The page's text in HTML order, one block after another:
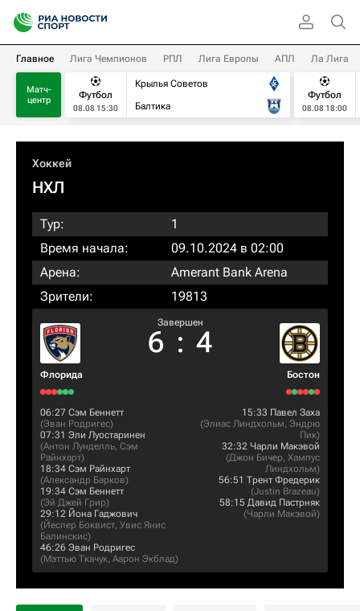
Главное Лига Чемпионов РПЛ Лига Европы АПЛ Ла Лига
Матч-
центр
Футбол
08.08 15:30
Крылья Советов
Балтика
Футбол
08.08 18:00
Хоккей
НХЛ
Тур:
1
Время начала:
09.10.2024 в 02:00
Арена:
Amerant Bank Arena
Зрители:
19813
Флорида
Завершен
6 : 4
Бостон
06:27 Сэм Беннетт
(Эван Родригес)
07:31 Эли Луостаринен
(Антон Лунделль, Сэм
Райнхарт)
18:34 Сэм Райнхарт
(Александр Барков)
19:34 Сэм Беннетт
(Эй Джей Грир)
29:12 Йона Гаджович
(Йеспер Боквист, Увис Янис
Балинскис)
46:26 Эван Родригес
(Мэттью Ткачук, Аарон Экблад)
15:33 Павел Заха
(Элиас Линдхольм, Эндрю
Пик)
32:32 Чарли Макэвой
(Джон Бичер, Хампус
Линдхольм)
56:51 Трент Фредерик
(Justin Brazeau)
58:15 Давид Пастрняк
(Чарли Макэвой)